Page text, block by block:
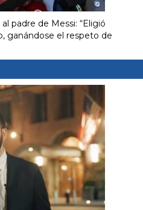
padre de Messi: “Eligió
ganándose el respeto de